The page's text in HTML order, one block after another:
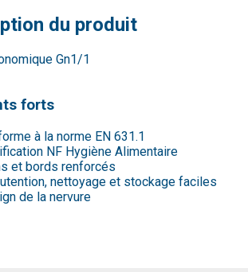
du produit
Gn1/1
forts
à la norme EN 631.1
NF Hygiène Alimentaire
et bords renforcés
nettoyage et stockage faciles
de la nervure